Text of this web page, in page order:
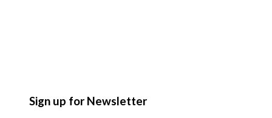
Sign up for Newsletter